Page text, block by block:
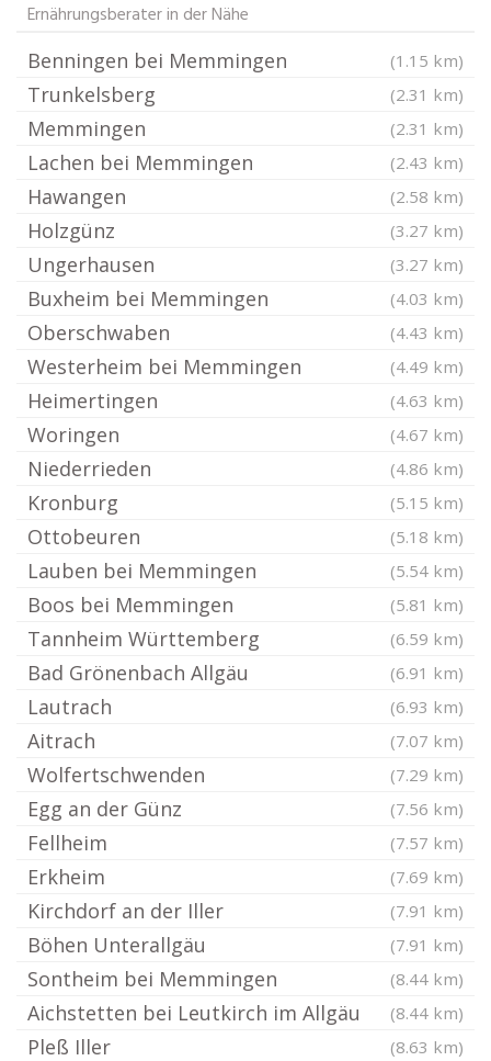
Ernährungsberater in der Nähe
Benningen bei Memmingen (1.15 km)
Trunkelsberg (2.31 km)
Memmingen (2.31 km)
Lachen bei Memmingen (2.43 km)
Hawangen (2.58 km)
Holzgünz (3.27 km)
Ungerhausen (3.27 km)
Buxheim bei Memmingen (4.03 km)
Oberschwaben (4.43 km)
Westerheim bei Memmingen (4.49 km)
Heimertingen (4.63 km)
Woringen (4.67 km)
Niederrieden (4.86 km)
Kronburg (5.15 km)
Ottobeuren (5.18 km)
Lauben bei Memmingen (5.54 km)
Boos bei Memmingen (5.81 km)
Tannheim Württemberg (6.59 km)
Bad Grönenbach Allgäu (6.91 km)
Lautrach (6.93 km)
Aitrach (7.07 km)
Wolfertschwenden (7.29 km)
Egg an der Günz (7.56 km)
Fellheim (7.57 km)
Erkheim (7.69 km)
Kirchdorf an der Iller (7.91 km)
Böhen Unterallgäu (7.91 km)
Sontheim bei Memmingen (8.44 km)
Aichstetten bei Leutkirch im Allgäu (8.44 km)
Pleß Iller (8.63 km)